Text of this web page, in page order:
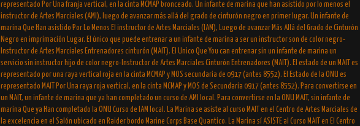
representado Por Una franja vertical, en la cinta MCMAP bronceado. Un infante de marina que han asistido por lo menos el
instructor de Artes Marciales (AMI), luego de avanzar más allá del grado de cinturón negro en primer lugar. Un infante de
marina Que Han asistido Por Lo Menos El instructor de Artes Marciales (IAM), Luego de avanzar Más Allá del Grado de Cinturón
Negro en imprimación Lugar. El único que puede entrenar a un infante de marina a ser un instructor son de color negro-
Instructor de Artes Marciales Entrenadores cinturón (MAIT). El Unico Que You can entrenar sin un infante de marina un
servicio sin instructor hijo de color negro-Instructor de Artes Marciales Cinturón Entrenadores (MAIT). El estado de un MAIT es
representado por una raya vertical roja en la cinta MCMAP y MOS secundaria de 0917 (antes 8552). El Estado de la ONU es
representado MAIT Por Una raya roja vertical, en la cinta MCMAP y MOS de Secundaria 0917 (antes 8552). Para convertirse en
un MAIT, un infante de marina que ya han completado un curso de AMI local. Para convertirse en la ONU MAIT, sin infante de
marina Que ya Han completado la ONU Curso de IAM local. La Marina se asiste al curso MAIT en el Centro de Artes Marciales de
la excelencia en el Salón ubicado en Raider bordo Marine Corps Base Quantico. La Marina sí ASISTE al Curso MAIT en El Centro